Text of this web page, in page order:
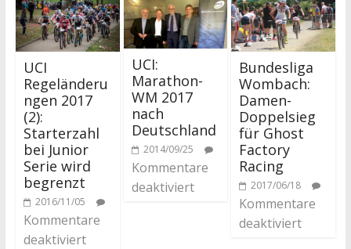
UCI
Regeländeru
ngen 2017
(2):
Starterzahl
bei Junior
Serie wird
begrenzt
2016/11/05
Kommentare
deaktiviert
UCI:
Marathon-
WM 2017
nach
Deutschland
2014/09/25
Kommentare
deaktiviert
Bundesliga
Wombach:
Damen-
Doppelsieg
für Ghost
Factory
Racing
2017/06/18
Kommentare
deaktiviert